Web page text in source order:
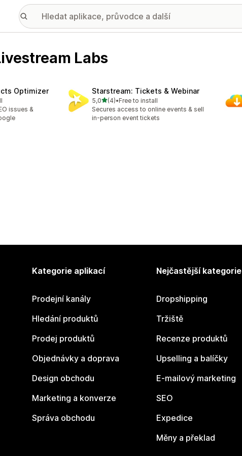
Labs
Optimizer
issues &
Starstream: Tickets & Webinar
5,0z 5 hvězd
(4)
Celkový počet recenzí: 4
•Free to install
Secures access to online events & sell
in-person event tickets
Kategorie aplikací
Prodejní kanály
Hledání produktů
Prodej produktů
Objednávky a doprava
Design obchodu
Marketing a konverze
Správa obchodu
Nejčastější kategorie
Dropshipping
Tržiště
Recenze produktů
Upselling a balíčky
E-mailový marketing
SEO
Expedice
Měny a překlad